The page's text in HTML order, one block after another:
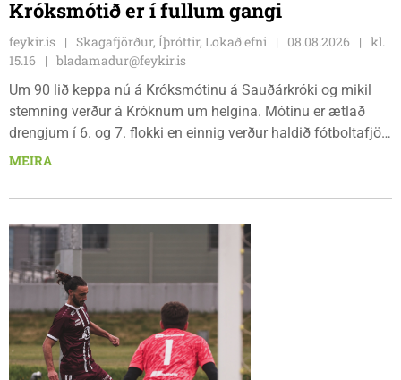
Króksmótið er í fullum gangi
feykir.is Skagafjörður, Íþróttir, Lokað efni 08.08.2026
kl.
15.16
bladamadur@feykir.is
Um 90 lið keppa nú á Króksmótinu á Sauðárkróki og mikil
stemning verður á Króknum um helgina. Mótinu er ætlað
drengjum í 6. og 7. flokki en einnig verður haldið fótboltafjör
fyrir yngri systkini. Mótið hófst í gær, föstudaginn 7. ágúst
MEIRA